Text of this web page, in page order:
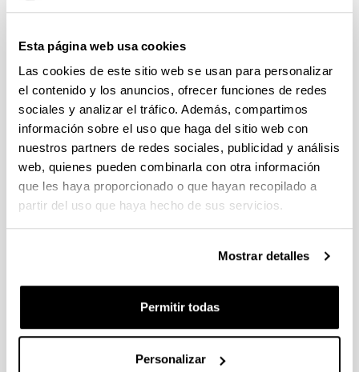
Esta página web usa cookies
Las cookies de este sitio web se usan para personalizar
el contenido y los anuncios, ofrecer funciones de redes
sociales y analizar el tráfico. Además, compartimos
información sobre el uso que haga del sitio web con
nuestros partners de redes sociales, publicidad y análisis
web, quienes pueden combinarla con otra información
que les haya proporcionado o que hayan recopilado a
partir del uso que haya hecho de sus servicios.
Mostrar detalles
Permitir todas
Personalizar
4 razones para elegir este grado
profesionales.
Esta titulación tiene atribuciones profesionales
legalmente reconocidas.
La demanda laboral en ingeniería mecánica es